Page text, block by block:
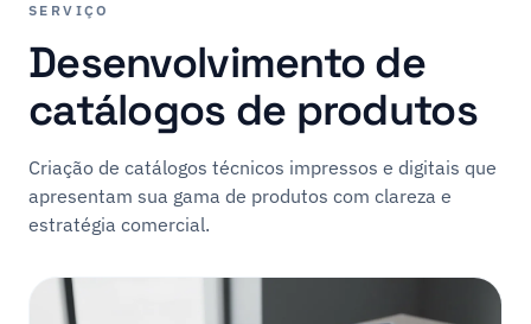
SERVIÇO
Desenvolvimento de
catálogos de produtos
Criação de catálogos técnicos impressos e digitais que
apresentam sua gama de produtos com clareza e
estratégia comercial.